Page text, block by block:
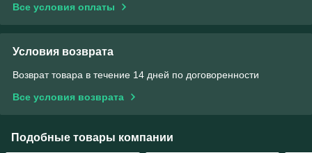
Все условия оплаты
Условия возврата
Возврат товара в течение 14 дней по договоренности
Все условия возврата
Подобные товары компании